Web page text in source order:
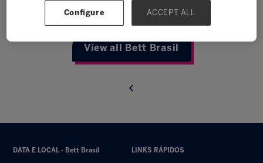
View all Bett Brasil
DATA E LOCAL - Bett Brasil LINKS RÁPIDOS
Configure ACCEPT ALL